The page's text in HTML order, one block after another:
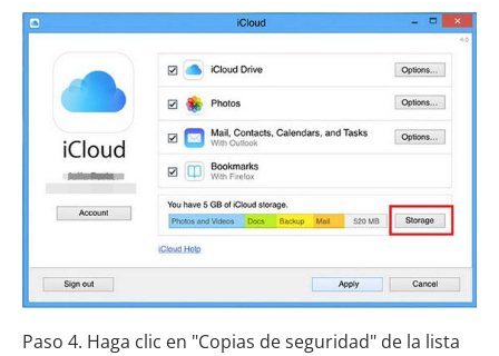
Paso 4. Haga clic en "Copias de seguridad" de la lista